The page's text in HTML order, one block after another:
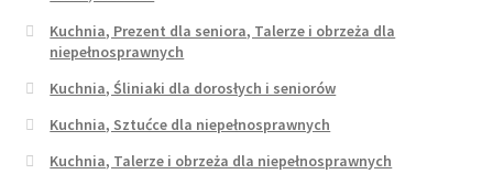
Kuchnia, Prezent dla seniora, Talerze i obrzeża dla
niepełnosprawnych
Kuchnia, Śliniaki dla dorosłych i seniorów
Kuchnia, Sztućce dla niepełnosprawnych
Kuchnia, Talerze i obrzeża dla niepełnosprawnych